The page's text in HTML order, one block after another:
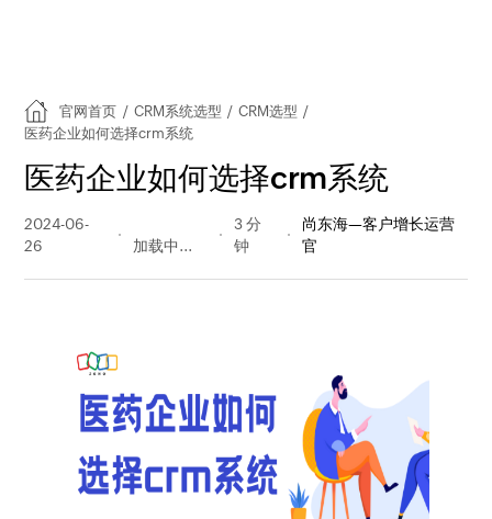
官网首页 / CRM系统选型 / CRM选型 /
医药企业如何选择crm系统
医药企业如何选择crm系统
2024-06-
26
量
3 分
钟
尚东海—客户增长运营
官